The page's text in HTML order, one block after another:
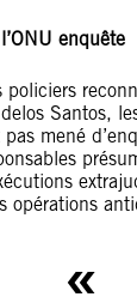
enquête
policiers
Santos,
mené
opérations